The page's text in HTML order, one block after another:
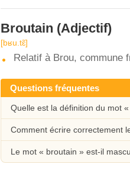
Broutain (Adjectif)
[bʁu.tɛ̃]
Relatif à Brou, commune
Questions fréquentes
Quelle est la définition du mot
Comment écrire correctement
Le mot « broutain » est-il